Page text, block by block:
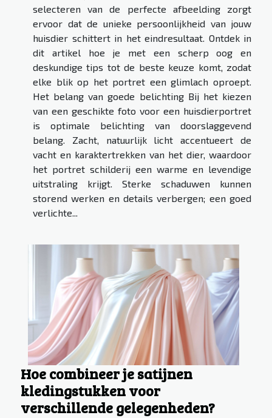
selecteren van de perfecte afbeelding zorgt
ervoor dat de unieke persoonlijkheid van jouw
huisdier schittert in het eindresultaat. Ontdek in
dit artikel hoe je met een scherp oog en
deskundige tips tot de beste keuze komt, zodat
elke blik op het portret een glimlach oproept.
Het belang van goede belichting Bij het kiezen
van een geschikte foto voor een huisdierportret
is optimale belichting van doorslaggevend
belang. Zacht, natuurlijk licht accentueert de
vacht en karaktertrekken van het dier, waardoor
het portret schilderij een warme en levendige
uitstraling krijgt. Sterke schaduwen kunnen
storend werken en details verbergen; een goed
verlichte...
Hoe combineer je satijnen
kledingstukken voor
verschillende gelegenheden?